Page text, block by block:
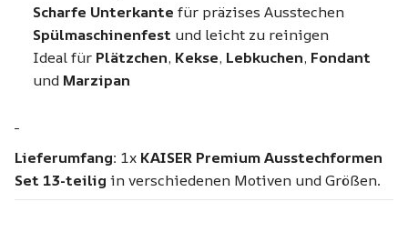
Scharfe Unterkante für präzises Ausstechen
Spülmaschinenfest und leicht zu reinigen
Ideal für Plätzchen, Kekse, Lebkuchen, Fondant
und Marzipan
Lieferumfang: 1x KAISER Premium Ausstechformen
Set 13-teilig in verschiedenen Motiven und Größen.